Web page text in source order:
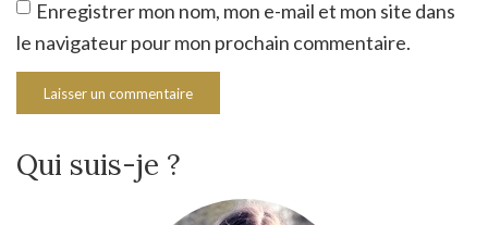
Enregistrer mon nom, mon e-mail et mon site dans
le navigateur pour mon prochain commentaire.
Qui suis-je ?